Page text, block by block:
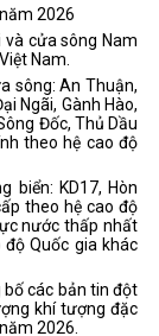
2026
cửa sông Nam
Nam.
sông: An Thuận,
Ngãi, Gành Hào,
Đốc, Thủ Dầu
theo hệ cao độ
biển: KD17, Hòn
theo hệ cao độ
nước thấp nhất
độ Quốc gia khác
bố các bản tin đột
khí tượng đặc
2026.